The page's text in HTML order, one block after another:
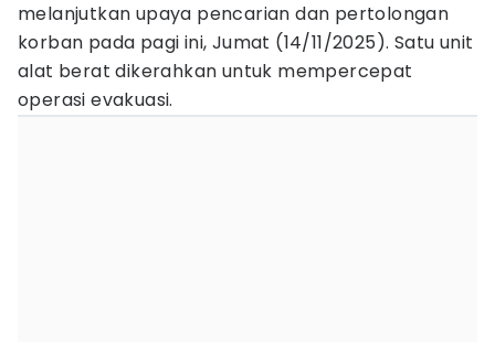
melanjutkan upaya pencarian dan pertolongan
korban pada pagi ini, Jumat (14/11/2025). Satu unit
alat berat dikerahkan untuk mempercepat
operasi evakuasi.